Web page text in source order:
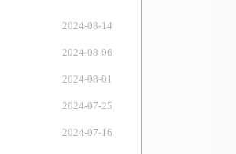
2024-08-14
2024-08-06
2024-08-01
2024-07-25
2024-07-16